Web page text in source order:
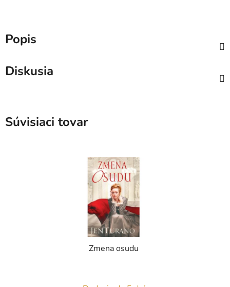
Popis
Diskusia
Súvisiaci tovar
Zmena osudu